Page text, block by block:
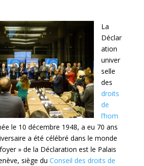
La
Déclar
ation
univer
selle
des
droits
de
l’hom
le 10 décembre 1948, a eu 70 ans
a été célébré dans le monde
» de la Déclaration est le Palais
siège du Conseil des droits de